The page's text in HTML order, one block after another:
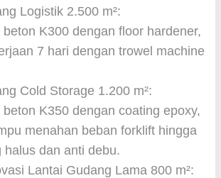
Logistik 2.500 m²:
K300 dengan floor hardener,
7 hari dengan trowel machine
Cold Storage 1.200 m²:
K350 dengan coating epoxy,
menahan beban forklift hingga
halus dan anti debu.
Lantai Gudang Lama 800 m²: